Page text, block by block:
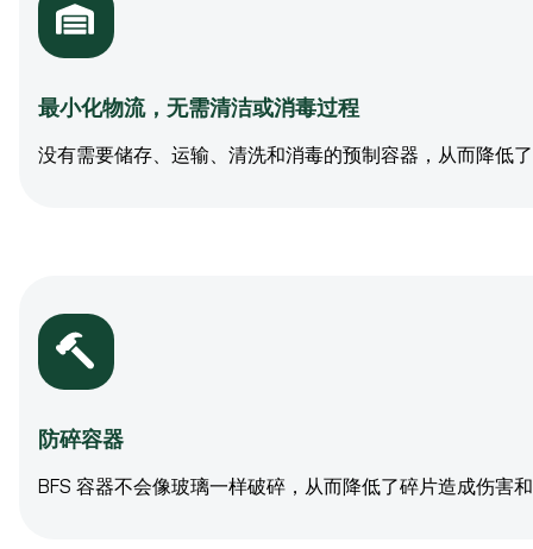
最小化物流，无需清洁或消毒过程
没有需要储存、运输、清洗和消毒的预制容器，从而降低
防碎容器
BFS 容器不会像玻璃一样破碎，从而降低了碎片造成伤害